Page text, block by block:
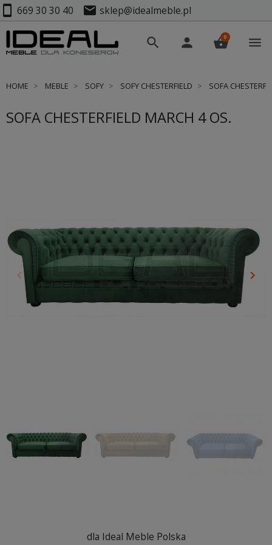
smartphone 669 30 30 40 mail sklep@idealmeble.pl
search person shopping_basket
0 menu
HOME MEBLE SOFY SOFY CHESTERFIELD SOFA
SOFA CHESTERFIELD MARCH 4 OS.
Poprzedni
keyboard_arrow_left keyboard_arrow_right
dla Ideal Meble Polska